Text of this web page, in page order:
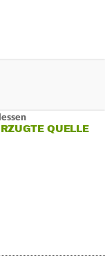
QUELLE